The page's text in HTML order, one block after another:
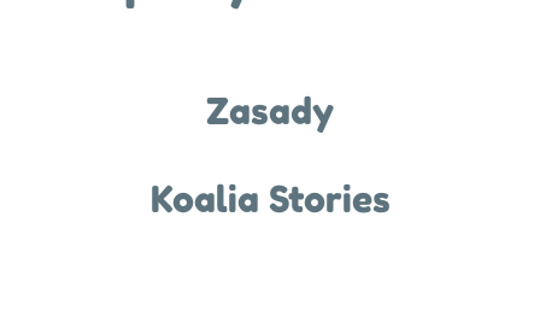
Zasady
Koalia Stories